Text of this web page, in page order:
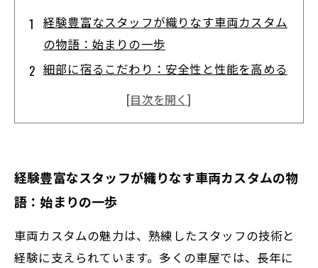
経験豊富なスタッフが織りなす車両カスタム
の物語：始まりの一歩
細部に宿るこだわり：安全性と性能を高める
カスタムの秘密
える車両カスタムの未来
専門家が解説！カスタム技術が変える車の価
値とは？
安心と満足を提供するプロの技術力、その魅
経験豊富なスタッフが織りなす車両カスタムの物
語：始まりの一歩
車両カスタムの魅力は、熟練したスタッフの技術と
経験に支えられています。多くの車屋では、長年に